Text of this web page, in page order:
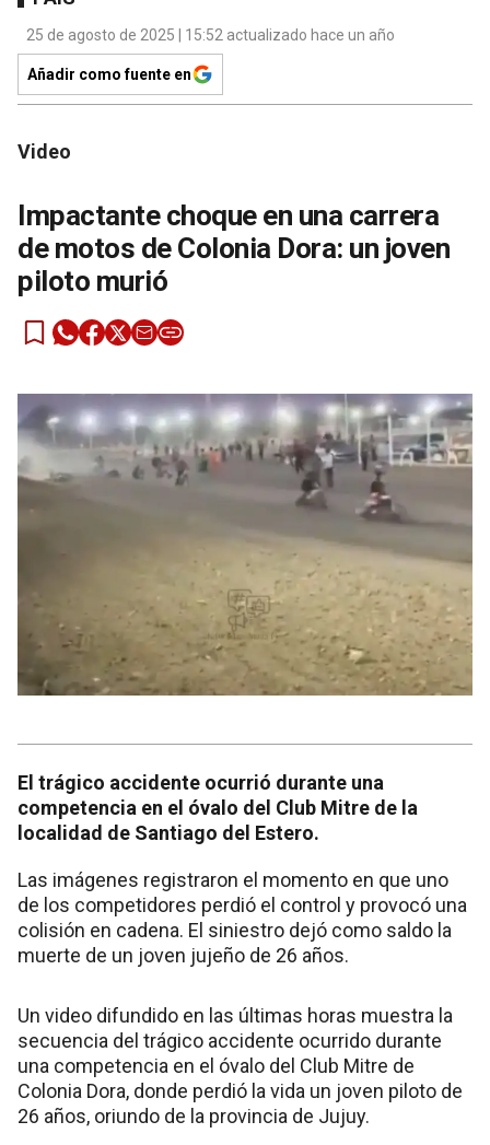
25 de agosto de 2025 | 15:52 actualizado hace un año
Añadir como fuente en
Video
Impactante choque en una carrera
de motos de Colonia Dora: un joven
piloto murió
El trágico accidente ocurrió durante una
competencia en el óvalo del Club Mitre de la
localidad de Santiago del Estero.
Las imágenes registraron el momento en que uno
de los competidores perdió el control y provocó una
colisión en cadena. El siniestro dejó como saldo la
muerte de un joven jujeño de 26 años.
Un video difundido en las últimas horas muestra la
secuencia del trágico accidente ocurrido durante
una competencia en el óvalo del Club Mitre de
Colonia Dora, donde perdió la vida un joven piloto de
26 años, oriundo de la provincia de Jujuy.